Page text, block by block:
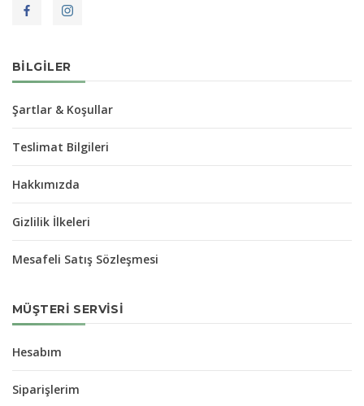
BILGILER
Şartlar & Koşullar
Teslimat Bilgileri
Hakkımızda
Gizlilik İlkeleri
Mesafeli Satış Sözleşmesi
MÜŞTERI SERVISI
Hesabım
Siparişlerim